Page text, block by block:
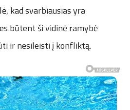
kad svarbiausias yra
būtent ši vidinė ramybė
ir nesileisti į konfliktą.